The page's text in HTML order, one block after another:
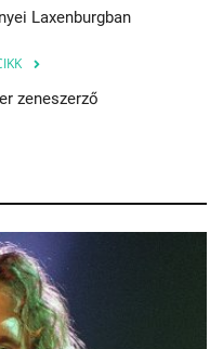
Laxenburgban
zeneszerző